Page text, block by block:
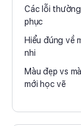
Các lỗi
phục
Hiểu đúng về
nhi
Màu đẹp vs
mới học vẽ